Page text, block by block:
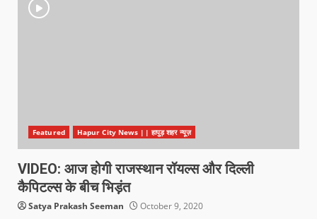
Featured Hapur City News || हापुड़ शहर न्यूज़
VIDEO: आज होगी राजस्थान रॉयल्स और दिल्ली
कैपिटल्स के बीच भिड़ंत
Satya Prakash Seeman October 9, 2020